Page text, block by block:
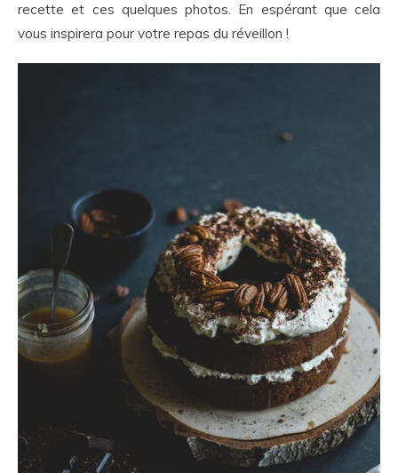
recette et ces quelques photos. En espérant que cela
vous inspirera pour votre repas du réveillon !